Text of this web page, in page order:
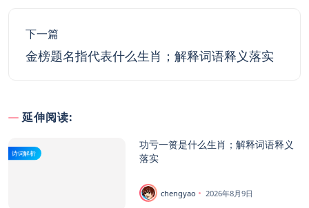
下一篇
金榜题名指代表什么生肖；解释词语释义落实
延伸阅读:
诗词解析
功亏一篑是什么生肖；解释词语释义
落实
chengyao 2026年8月9日